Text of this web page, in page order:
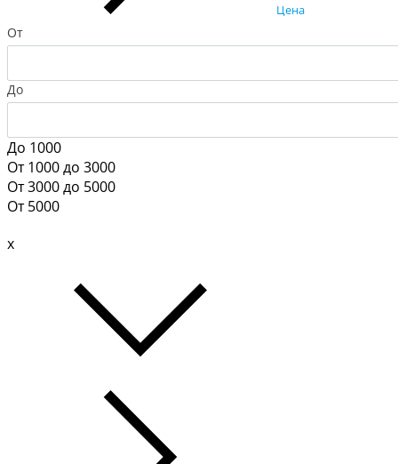
Цена
От
До
До 1000
От 1000 до 3000
От 3000 до 5000
От 5000
x